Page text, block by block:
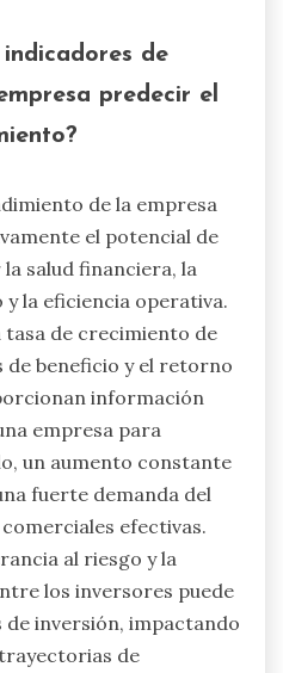
de
predecir el
de la empresa
el potencial de
salud financiera, la
la eficiencia operativa.
de crecimiento de
de beneficio y el retorno
información
empresa para
un aumento constante
fuerte demanda del
efectivas.
al riesgo y la
los inversores puede
de inversión, impactando
de